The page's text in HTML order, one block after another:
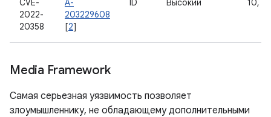
CVE-
2022-
20358
A-
203229608
[2]
ID Высокий 10,
Media Framework
Самая серьезная уязвимость позволяет
злоумышленнику, не обладающему дополнительными